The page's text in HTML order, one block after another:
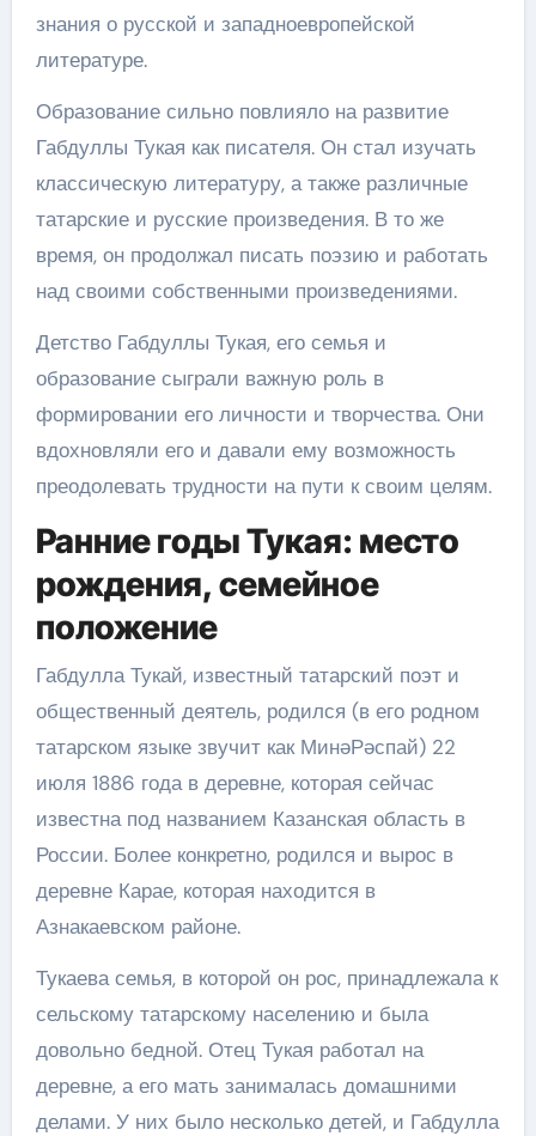
знания о русской и западноевропейской
литературе.
Образование сильно повлияло на развитие
Габдуллы Тукая как писателя. Он стал изучать
классическую литературу, а также различные
татарские и русские произведения. В то же
время, он продолжал писать поэзию и работать
над своими собственными произведениями.
Детство Габдуллы Тукая, его семья и
образование сыграли важную роль в
формировании его личности и творчества. Они
вдохновляли его и давали ему возможность
преодолевать трудности на пути к своим целям.
Ранние годы Тукая: место
рождения, семейное
положение
Габдулла Тукай, известный татарский поэт и
общественный деятель, родился (в его родном
татарском языке звучит как МинәРәспай) 22
июля 1886 года в деревне, которая сейчас
известна под названием Казанская область в
России. Более конкретно, родился и вырос в
деревне Карае, которая находится в
Азнакаевском районе.
Тукаева семья, в которой он рос, принадлежала к
сельскому татарскому населению и была
довольно бедной. Отец Тукая работал на
деревне, а его мать занималась домашними
делами. У них было несколько детей, и Габдулла